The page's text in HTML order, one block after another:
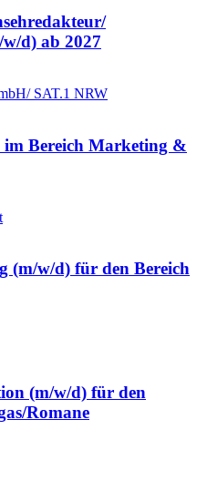
d) ab 2027
SAT.1 NRW
Bereich Marketing &
(m/w/d) für den Bereich
(m/w/d) für den
Romane